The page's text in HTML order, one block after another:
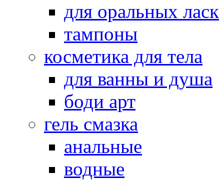
для оральных ласк
тампоны
косметика для тела
для ванны и душа
боди арт
гель смазка
анальные
водные